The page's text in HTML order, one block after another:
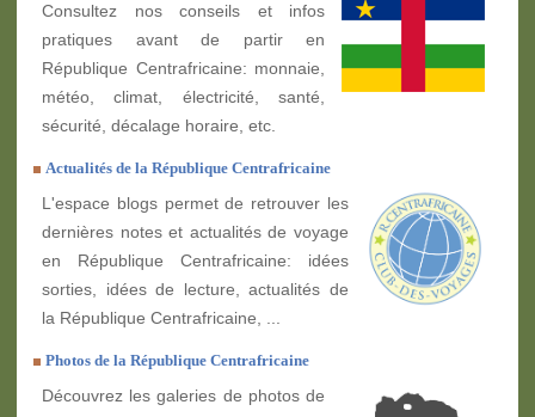
Consultez nos conseils et infos
pratiques avant de partir en
République Centrafricaine: monnaie,
météo, climat, électricité, santé,
sécurité, décalage horaire, etc.
Actualités de la République Centrafricaine
L'espace blogs permet de retrouver les
dernières notes et actualités de voyage
en République Centrafricaine: idées
sorties, idées de lecture, actualités de
la République Centrafricaine, ...
Photos de la République Centrafricaine
Découvrez les galeries de photos de